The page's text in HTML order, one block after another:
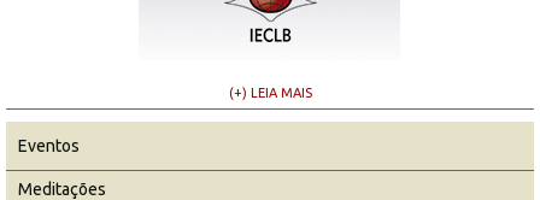
(+) LEIA MAIS
Eventos
Meditações